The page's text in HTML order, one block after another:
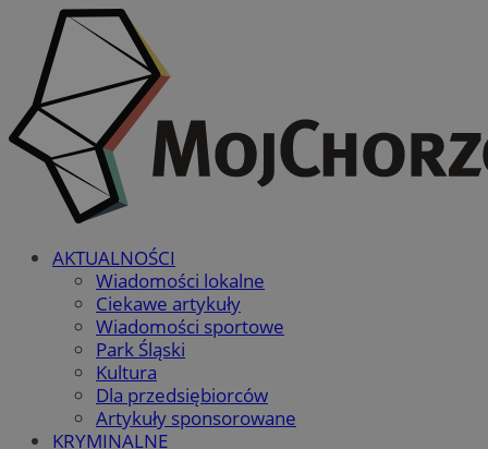
AKTUALNOŚCI
Wiadomości lokalne
Ciekawe artykuły
Wiadomości sportowe
Park Śląski
Kultura
Dla przedsiębiorców
Artykuły sponsorowane
KRYMINALNE